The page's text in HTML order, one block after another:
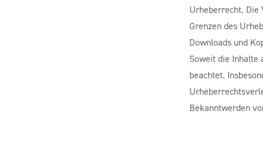
Urheberrecht. Die
Grenzen des
Downloads und
Soweit die
beachtet.
Bekanntwerden